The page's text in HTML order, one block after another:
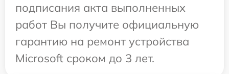
подписания акта выполненных
работ Вы получите официальную
гарантию на ремонт устройства
Microsoft сроком до 3 лет.